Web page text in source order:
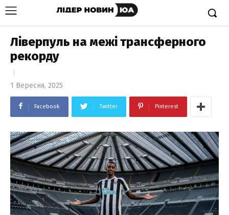
Ліверпуль на межі трансферного
рекорду
1 Вересня, 2025
Facebook Twitter Pinterest